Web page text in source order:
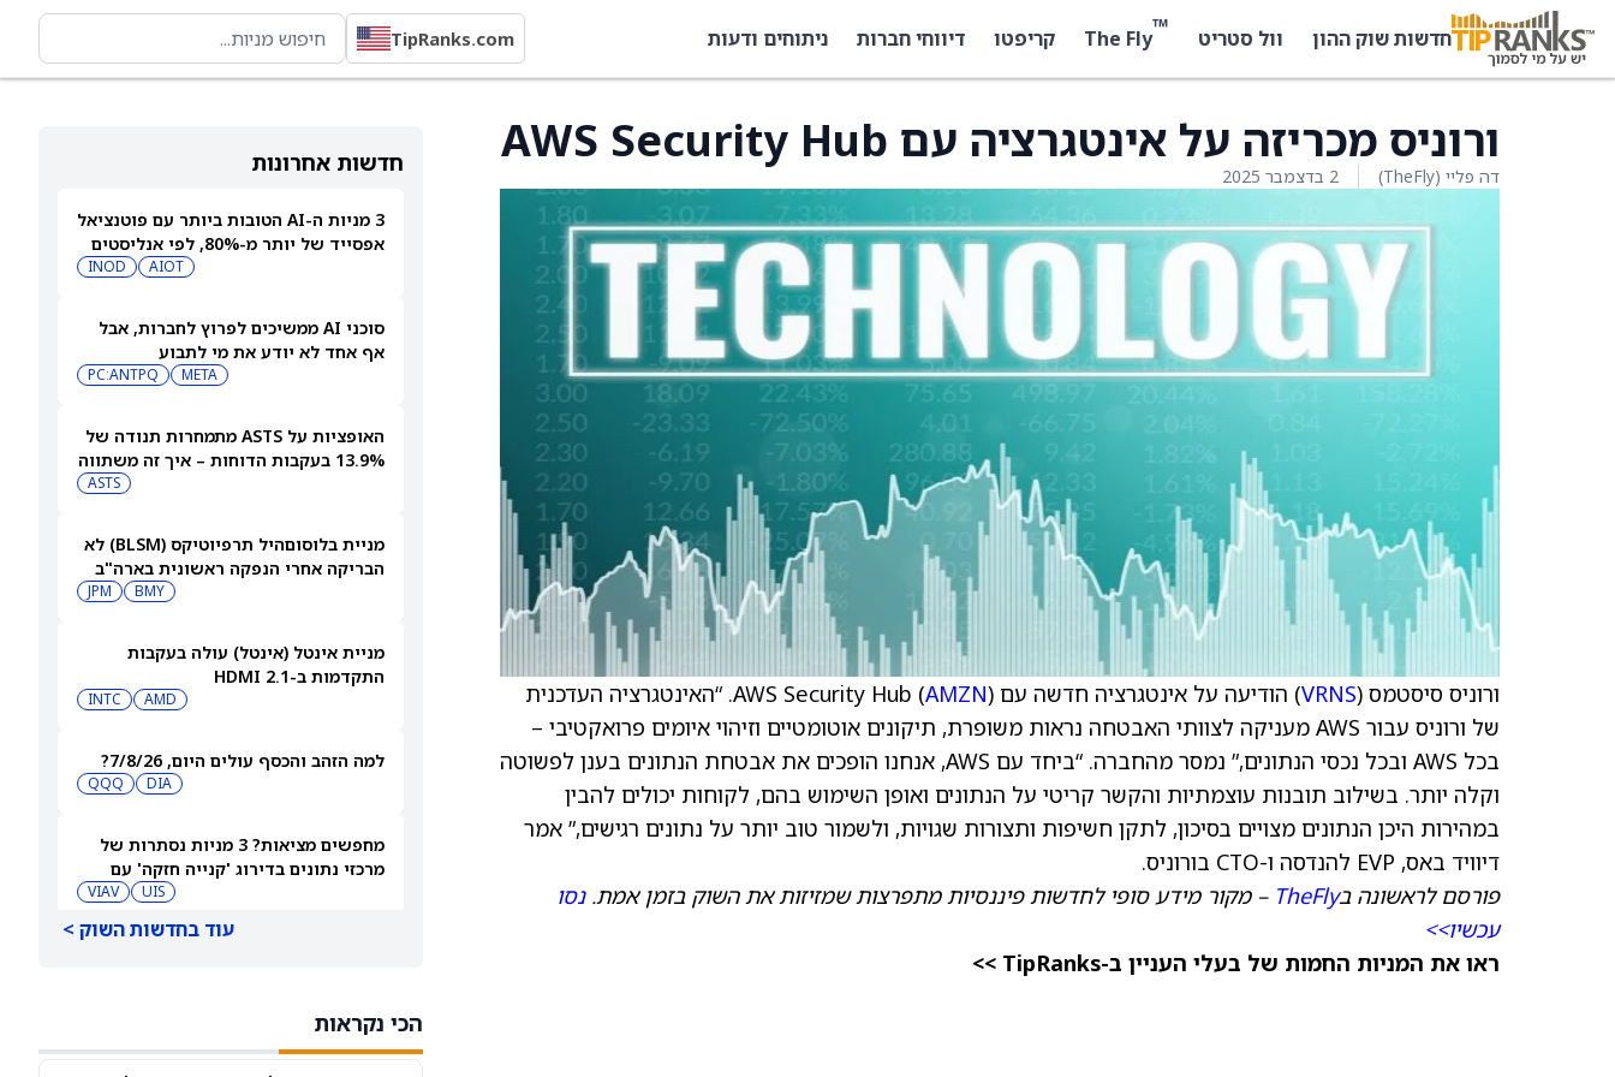
חדשות שוק ההון וול סטריט ™
The Fly קריפטו דיווחי חברות ניתוחים ודעות TipRanks.com
חדשות אחרונות
3 מניות ה-AI הטובות ביותר עם פוטנציאל
אפסייד של יותר מ-80%, לפי אנליסטים
AIOT
INOD
סוכני AI ממשיכים לפרוץ לחברות, אבל
אף אחד לא יודע את מי לתבוע
META
PC:ANTPQ
האופציות על ASTS מתמחרות תנודה של
13.9% בעקבות הדוחות – איך זה משתווה
ASTS
מניית בלוסוםהיל תרפיוטיקס (BLSM) לא
הבריקה אחרי הנפקה ראשונית בארה"ב
BMY
JPM
מניית אינטל (אינטל) עולה בעקבות
התקדמות ב-HDMI 2.1
AMD
INTC
למה הזהב והכסף עולים היום, 7/8/26?
DIA
QQQ
מחפשים מציאות? 3 מניות נסתרות של
מרכזי נתונים בדירוג 'קנייה חזקה' עם
UIS
VIAV
מניית ג'רזי מייק'ס סאבס (JMKE) ממשיכה
עוד בחדשות השוק >
הכי נקראות
ורוניס מכריזה על אינטגרציה עם AWS Security Hub
דה פליי (TheFly) 2 בדצמבר 2025
ורוניס סיסטמס (VRNS) הודיעה על אינטגרציה חדשה עם AWS Security Hub ( AMZN
). “האינטגרציה העדכנית
של ורוניס עבור AWS מעניקה לצוותי האבטחה נראות משופרת, תיקונים אוטומטיים וזיהוי איומים פרואקטיבי –
בכל AWS ובכל נכסי הנתונים,” נמסר מהחברה. “ביחד עם AWS, אנחנו הופכים את אבטחת הנתונים בענן לפשוטה
וקלה יותר. בשילוב תובנות עוצמתיות והקשר קריטי על הנתונים ואופן השימוש בהם, לקוחות יכולים להבין
במהירות היכן הנתונים מצויים בסיכון, לתקן חשיפות ותצורות שגויות, ולשמור טוב יותר על נתונים רגישים,” אמר
דיוויד באס, EVP להנדסה ו-CTO בורוניס.
פורסם לראשונה בTheFly – מקור מידע סופי לחדשות פיננסיות מתפרצות שמזיזות את השוק בזמן אמת.נסו
עכשיו>>
ראו את המניות החמות של בעלי העניין ב-TipRanks >>